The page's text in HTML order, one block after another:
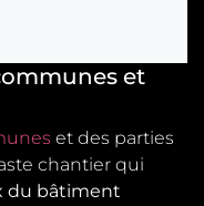
et
et des parties
chantier qui
du bâtiment